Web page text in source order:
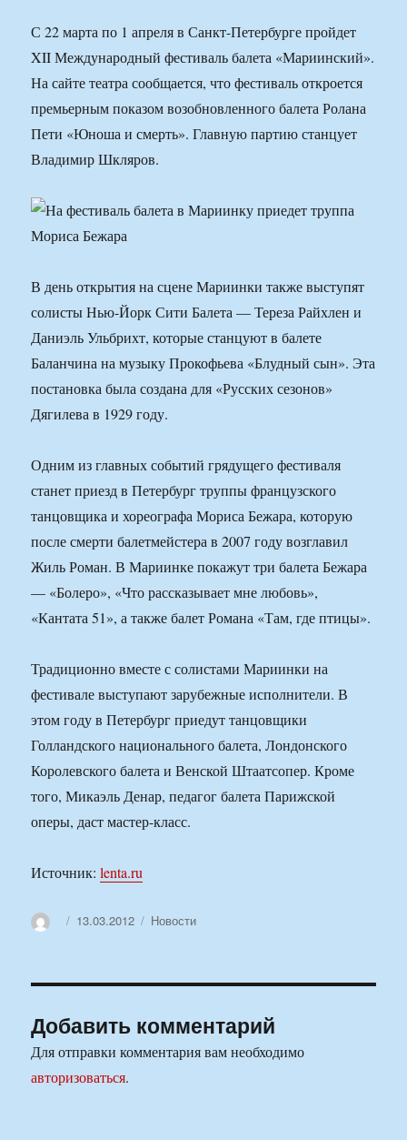
С 22 марта по 1 апреля в Санкт-Петербурге пройдет
XII Международный фестиваль балета «Мариинский».
На сайте театра сообщается, что фестиваль откроется
премьерным показом возобновленного балета Ролана
Пети «Юноша и смерть». Главную партию станцует
Владимир Шкляров.
В день открытия на сцене Мариинки также выступят
солисты Нью-Йорк Сити Балета — Тереза Райхлен и
Даниэль Ульбрихт, которые станцуют в балете
Баланчина на музыку Прокофьева «Блудный сын». Эта
постановка была создана для «Русских сезонов»
Дягилева в 1929 году.
Одним из главных событий грядущего фестиваля
станет приезд в Петербург труппы французского
танцовщика и хореографа Мориса Бежара, которую
после смерти балетмейстера в 2007 году возглавил
Жиль Роман. В Мариинке покажут три балета Бежара
— «Болеро», «Что рассказывает мне любовь»,
«Кантата 51», а также балет Романа «Там, где птицы».
Традиционно вместе с солистами Мариинки на
фестивале выступают зарубежные исполнители. В
этом году в Петербург приедут танцовщики
Голландского национального балета, Лондонского
Королевского балета и Венской Штаатсопер. Кроме
того, Микаэль Денар, педагог балета Парижской
оперы, даст мастер-класс.
Источник:lenta.ru
АвторОпубликовано
13.03.2012 Рубрики
Новости
Добавить комментарий
Для отправки комментария вам необходимо
авторизоваться.